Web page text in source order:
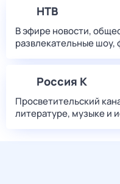
НТВ
В эфире новости,
развлекательные
Россия К
Просветительский
литературе, музыке и